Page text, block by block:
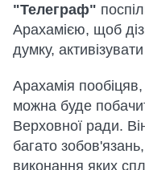
"Телеграф"
Арахамією, щоб
думку,
Арахамія
можна буде
Верховної ради.
багато
виконання яких